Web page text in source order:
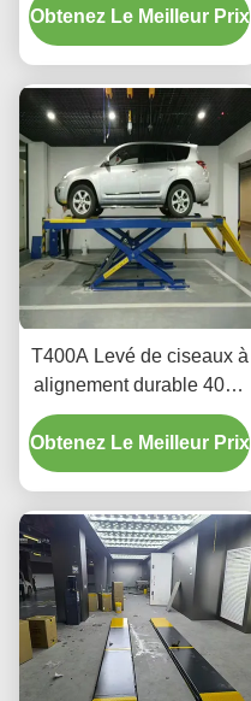
pour ateliers
Obtenez Le Meilleur Prix
T400A Levé de ciseaux à
alignement durable 4000
kg avec levage en
douceur
Obtenez Le Meilleur Prix